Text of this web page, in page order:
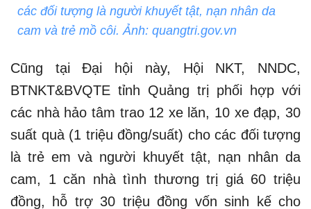
các đối tượng là người khuyết tật, nạn nhân da
cam và trẻ mồ côi. Ảnh: quangtri.gov.vn
Cũng tại Đại hội này, Hội NKT, NNDC,
BTNKT&BVQTE tỉnh Quảng trị phối hợp với
các nhà hảo tâm trao 12 xe lăn, 10 xe đạp, 30
suất quà (1 triệu đồng/suất) cho các đối tượng
là trẻ em và người khuyết tật, nạn nhân da
cam, 1 căn nhà tình thương trị giá 60 triệu
đồng, hỗ trợ 30 triệu đồng vốn sinh kế cho